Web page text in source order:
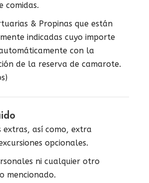
comidas.
& Propinas que están
indicadas cuyo importe
con la
de la reserva de camarote.
extras, así como, extra
opcionales.
ni cualquier otro
mencionado.